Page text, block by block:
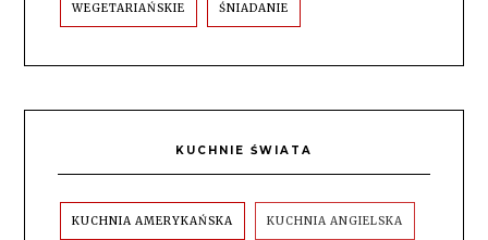
WEGETARIAŃSKIE ŚNIADANIE
KUCHNIE ŚWIATA
KUCHNIA AMERYKAŃSKA KUCHNIA ANGIELSKA